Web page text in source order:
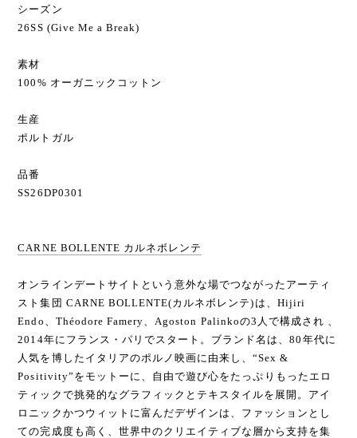
シーズン
26SS (Give Me a Break)
素材
100% オーガニックコットン
生産
ポルトガル
品番
SS26DP0301
CARNE BOLLENTE カルネボレンテ
オンラインデートサイトという意外な場でつながったアーティ
スト集団 CARNE BOLLENTE(カルネボレンテ)は、Hijiri
Endo、Théodore Famery、Agoston Palinkoの3人で構成され 、
2014年にフランス・パリでスタート。ブランド名は、80年代に
人気を博したイタリアのポルノ映画に由来し、“Sex &
Positivity”をモットーに、自由で遊び心をたっぷりもったエロ
ティックで挑発的なグラフィックとテキスタイルを展開。アイ
ロニックかつウィットに富んだデザインは、ファッションとし
ての完成度も高く、世界中のクリエイティブな層から支持を集